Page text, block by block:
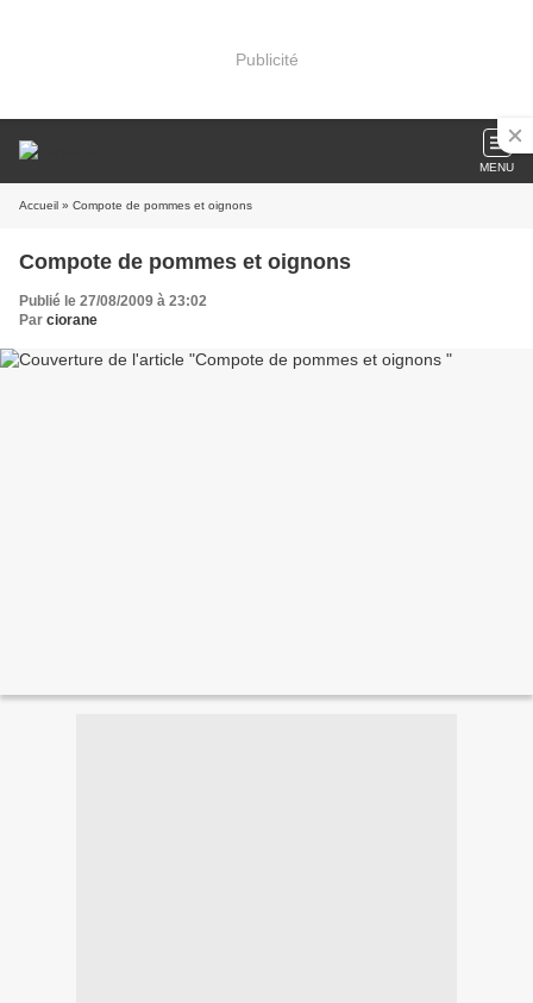
Publicité
MENU
Accueil » Compote de pommes et oignons
Compote de pommes et oignons
Publié le 27/08/2009 à 23:02
Par ciorane